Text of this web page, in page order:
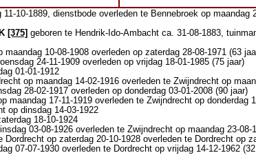
10-1889, dienstbode overleden te Bennebroek op maandag
[375] geboren te Hendrik-Ido-Ambacht ca. 31-08-1883,
maandag 10-08-1908 overleden op zaterdag 28-08-1971 (63
24-11-1909 overleden op vrijdag 18-01-1985 (75 jaar)
01-01-1912
op maandag 14-02-1916 overleden te Zwijndrecht op
28-02-1917 overleden op donderdag 03-01-2008 (90 jaar)
maandag 17-11-1919 overleden te Zwijndrecht op donderdag
op dinsdag 14-03-1922
18-10-1924
03-08-1926 overleden te Zwijndrecht op maandag 23-08-
Dordrecht op zaterdag 20-10-1928 overleden te Dordrecht op
07-07-1930 overleden te Dordrecht op vrijdag 14-12-1962